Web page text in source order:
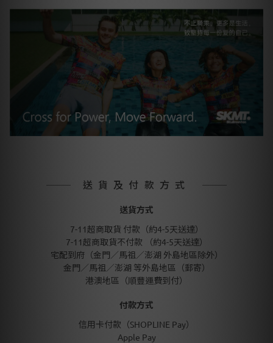
送貨及付款方式
送貨方式
7-11超商取貨 付款（約4-5天送達）
7-11超商取貨不付款 （約4-5天送達）
宅配到府（金門／馬祖／澎湖 外島地區除外）
金門／馬祖／澎湖 等外島地區（郵寄）
港澳地區（順豐運費到付）
付款方式
信用卡付款（SHOPLINE Pay）
Apple Pay